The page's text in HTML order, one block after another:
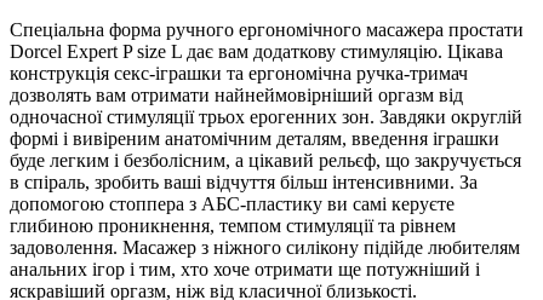
Спеціальна форма ручного ергономічного масажера простати
Dorcel Expert P size L дає вам додаткову стимуляцію. Цікава
конструкція секс-іграшки та ергономічна ручка-тримач
дозволять вам отримати найнеймовірніший оргазм від
одночасної стимуляції трьох ерогенних зон. Завдяки округлій
формі і вивіреним анатомічним деталям, введення іграшки
буде легким і безболісним, а цікавий рельєф, що закручується
в спіраль, зробить ваші відчуття більш інтенсивними. За
допомогою стоппера з АБС-пластику ви самі керуєте
глибиною проникнення, темпом стимуляції та рівнем
задоволення. Масажер з ніжного силікону підійде любителям
анальних ігор і тим, хто хоче отримати ще потужніший і
яскравіший оргазм, ніж від класичної близькості.